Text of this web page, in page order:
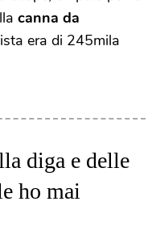
canna da
era di 245mila
diga e delle
ho mai